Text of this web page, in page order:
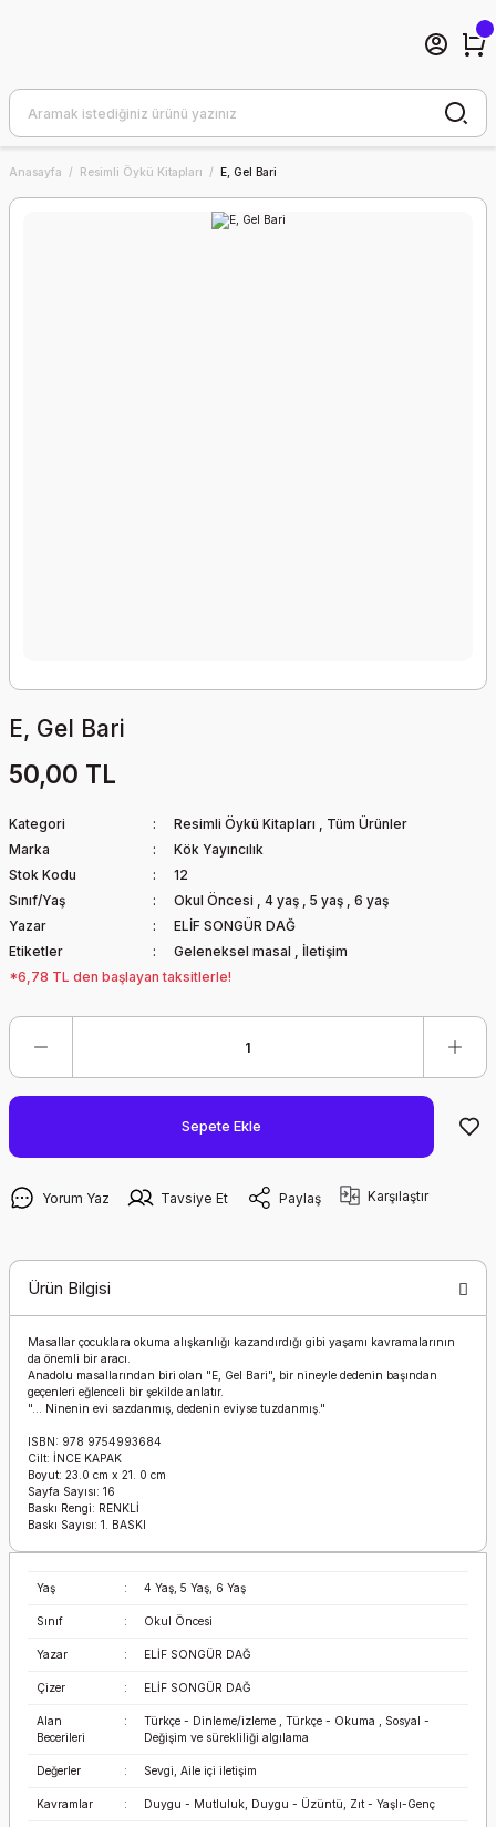
Anasayfa Resimli Öykü Kitapları E, Gel Bari
E, Gel Bari
50,00 TL
Kategori Resimli Öykü Kitapları , Tüm Ürünler
Marka
Kök Yayıncılık
Stok Kodu
12
Sınıf/Yaş
Okul Öncesi , 4 yaş , 5 yaş , 6 yaş
Yazar
ELİF SONGÜR DAĞ
Etiketler
Geleneksel masal , İletişim
*6,78 TL den başlayan taksitlerle!
Sepete Ekle
Yorum Yaz Tavsiye Et Paylaş Karşılaştır
Ürün Bilgisi
Masallar çocuklara okuma alışkanlığı kazandırdığı gibi yaşamı kavramalarının
da önemli bir aracı.
Anadolu masallarından biri olan "E, Gel Bari", bir nineyle dedenin başından
geçenleri eğlenceli bir şekilde anlatır.
"... Ninenin evi sazdanmış, dedenin eviyse tuzdanmış."
ISBN: 978 9754993684
Cilt: İNCE KAPAK
Boyut: 23.0 cm x 21. 0 cm
Sayfa Sayısı: 16
Baskı Rengi: RENKLİ
Baskı Sayısı: 1. BASKI
Yaş : 4 Yaş, 5 Yaş, 6 Yaş
Sınıf : Okul Öncesi
Yazar : ELİF SONGÜR DAĞ
Çizer : ELİF SONGÜR DAĞ
Alan
Becerileri
:
Türkçe - Dinleme/izleme , Türkçe - Okuma , Sosyal -
Değişim ve sürekliliği algılama
Değerler : Sevgi, Aile içi iletişim
Kavramlar : Duygu - Mutluluk, Duygu - Üzüntü, Zıt - Yaşlı-Genç